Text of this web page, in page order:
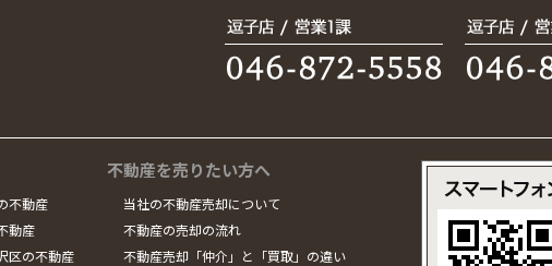
不動産
動産
区の不動産
不動産を売りたい方へ
当社の不動産売却について
不動産の売却の流れ
不動産売却「仲介」と「買取」の違い